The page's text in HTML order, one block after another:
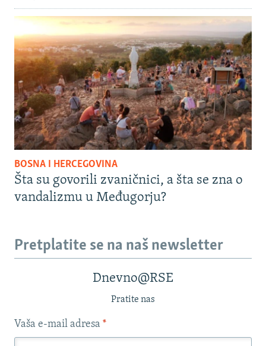
BOSNA I HERCEGOVINA
Šta su govorili zvaničnici, a šta se zna o
vandalizmu u Međugorju?
Pretplatite se na naš newsletter
Dnevno@RSE
Pratite nas
Vaša e-mail adresa *